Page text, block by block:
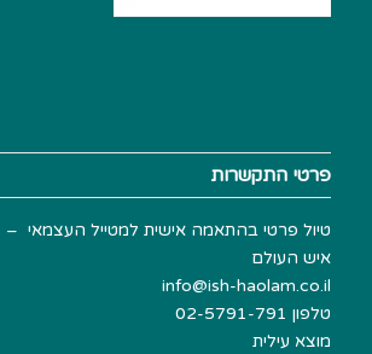
פרטי התקשרות
טיול פרטי בהתאמה אישית למטייל העצמאי –
איש העולם
info@ish-haolam.co.il
טלפון 02-5791-791
מוצא עילית